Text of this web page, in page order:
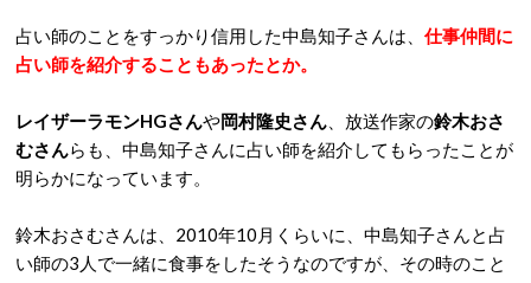
占い師のことをすっかり信用した中島知子さんは、 仕事仲間に
占い師を紹介することもあったとか。
レイザーラモンHGさんや岡村隆史さん 、放送作家の鈴木おさ
むさんらも、中島知子さんに占い師を紹介してもらったことが
明らかになっています。
鈴木おさむさんは、2010年10月くらいに、中島知子さんと占
い師の3人で一緒に食事をしたそうなのですが、その時のこと